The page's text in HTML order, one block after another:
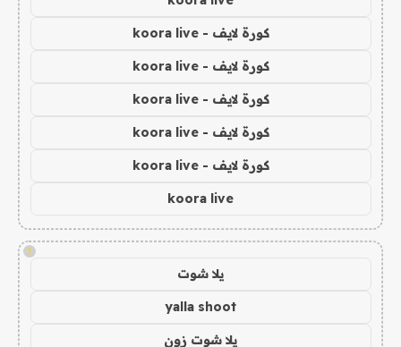
كورة لايف - koora live
كورة لايف - koora live
كورة لايف - koora live
كورة لايف - koora live
كورة لايف - koora live
koora live
!
يلا شوت
yalla shoot
يلا شوت زون